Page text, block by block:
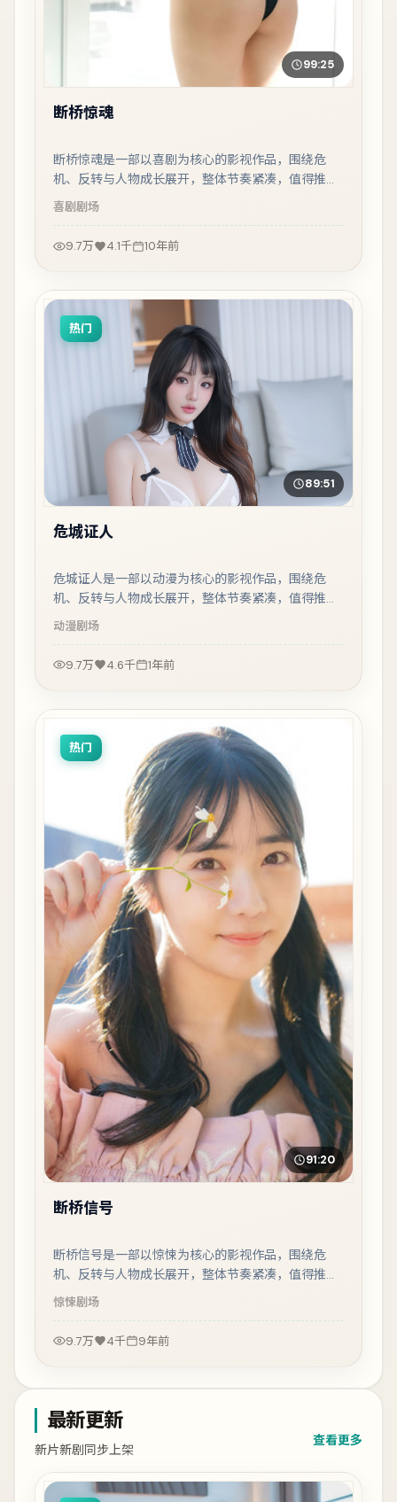
99:25
断桥惊魂
断桥惊魂是一部以喜剧为核心的影视作品，围绕危
机、反转与人物成长展开，整体节奏紧凑，值得推荐
观看。
喜剧剧场
9.7万 4.1千 10年前
热门
89:51
危城证人
危城证人是一部以动漫为核心的影视作品，围绕危
机、反转与人物成长展开，整体节奏紧凑，值得推荐
观看。
动漫剧场
9.7万 4.6千 1年前
热门
91:20
断桥信号
断桥信号是一部以惊悚为核心的影视作品，围绕危
机、反转与人物成长展开，整体节奏紧凑，值得推荐
观看。
惊悚剧场
9.7万 4千 9年前
最新更新
新片新剧同步上架
查看更多